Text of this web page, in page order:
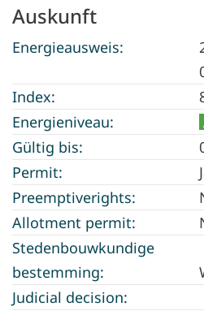
Auskunft
Energieausweis:
Index:
Energieniveau:
Gültig bis:
Permit:
Preemptiverights:
Allotment permit:
Stedenbouwkundige
bestemming:
Judicial decision: